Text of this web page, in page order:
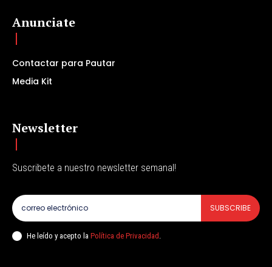
Anunciate
Contactar para Pautar
Media Kit
Newsletter
Suscribete a nuestro newsletter semanal!
SUBSCRIBE
He leído y acepto la Política de Privacidad